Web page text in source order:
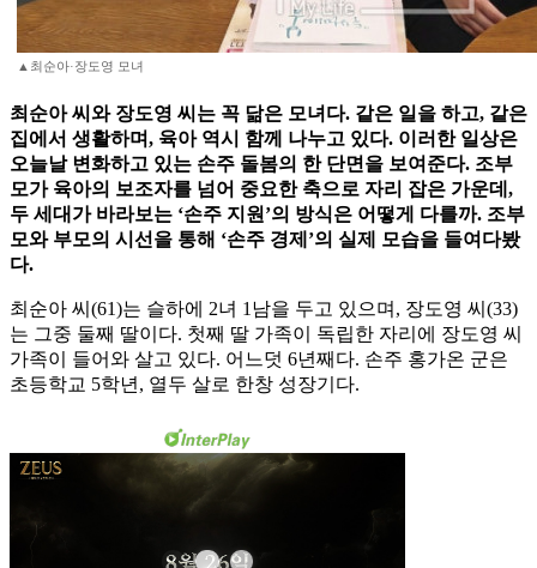
▲최순아·장도영 모녀
최순아 씨와 장도영 씨는 꼭 닮은 모녀다. 같은 일을 하고, 같은
집에서 생활하며, 육아 역시 함께 나누고 있다. 이러한 일상은
오늘날 변화하고 있는 손주 돌봄의 한 단면을 보여준다. 조부
모가 육아의 보조자를 넘어 중요한 축으로 자리 잡은 가운데,
두 세대가 바라보는 ‘손주 지원’의 방식은 어떻게 다를까. 조부
모와 부모의 시선을 통해 ‘손주 경제’의 실제 모습을 들여다봤
다.
최순아 씨(61)는 슬하에 2녀 1남을 두고 있으며, 장도영 씨(33)
는 그중 둘째 딸이다. 첫째 딸 가족이 독립한 자리에 장도영 씨
가족이 들어와 살고 있다. 어느덧 6년째다. 손주 홍가온 군은
초등학교 5학년, 열두 살로 한창 성장기다.